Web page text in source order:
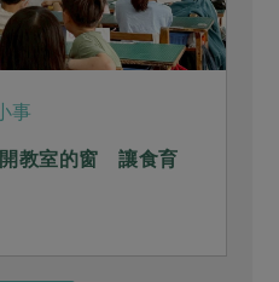
事
教室的窗 讓食育